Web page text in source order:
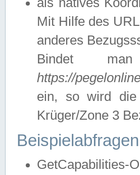
Mit Hilfe des
anderes
Bindet
https://
ein, so wird die
Krüger/Zone 3
GetCapabilities-